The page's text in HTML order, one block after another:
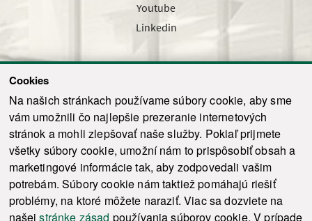
Cookies
Na našich stránkach používame súbory cookie, aby sme
vám umožnili čo najlepšie prezeranie internetových
stránok a mohli zlepšovať naše služby. Pokiaľ prijmete
všetky súbory cookie, umožní nám to prispôsobiť obsah a
marketingové informácie tak, aby zodpovedali vašim
potrebám. Súbory cookie nám taktiež pomáhajú riešiť
problémy, na ktoré môžete naraziť. Viac sa dozviete na
našejstránke zásad používania súborov cookie. V prípade
Youtube
Linkedin
Odoslať